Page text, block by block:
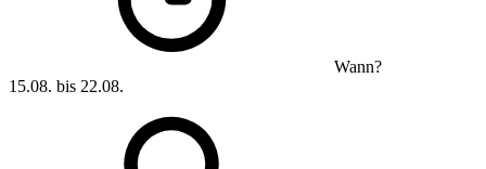
Wann?
15.08. bis 22.08.